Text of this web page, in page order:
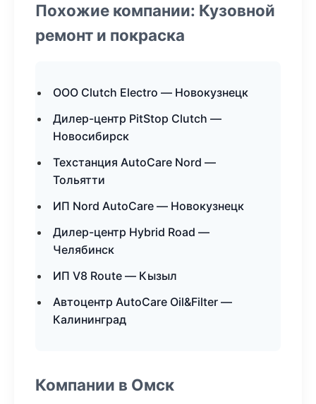
Похожие компании: Кузовной
ремонт и покраска
ООО Clutch Electro — Новокузнецк
Дилер-центр PitStop Clutch —
Новосибирск
Техстанция AutoCare Nord —
Тольятти
ИП Nord AutoCare — Новокузнецк
Дилер-центр Hybrid Road —
Челябинск
ИП V8 Route — Кызыл
Автоцентр AutoCare Oil&Filter —
Калининград
Компании в Омск